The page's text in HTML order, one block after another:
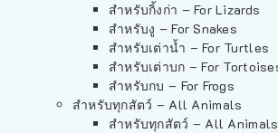
สำหรับกิ้งก่า – For Lizards
สำหรับงู – For Snakes
สำหรับเต่าน้ำ – For Turtles
สำหรับเต่าบก – For
สำหรับกบ – For Frogs
สำหรับทุกสัตว์ – All Animals
สำหรับทุกสัตว์ – All Animals